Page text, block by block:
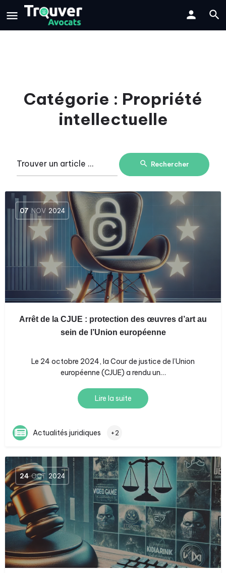
Catégorie : Propriété
intellectuelle
Rechercher
07 NOV 2024
Arrêt de la CJUE : protection des œuvres d’art au
sein de l’Union européenne
Le 24 octobre 2024, la Cour de justice de l’Union
européenne (CJUE) a rendu un…
Lire la suite
Actualités juridiques +2
24 OCT 2024